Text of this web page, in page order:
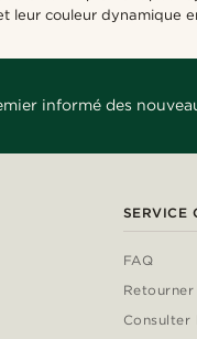
leur couleur
informé des
SERVICE
FAQ
Consulter